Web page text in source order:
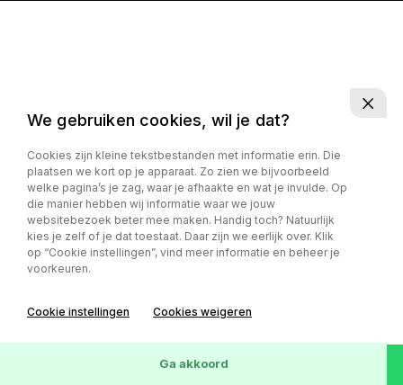
We gebruiken cookies, wil je dat?
Cookies zijn kleine tekstbestanden met informatie erin. Die
plaatsen we kort op je apparaat. Zo zien we bijvoorbeeld
welke pagina’s je zag, waar je afhaakte en wat je invulde. Op
die manier hebben wij informatie waar we jouw
websitebezoek beter mee maken. Handig toch? Natuurlijk
kies je zelf of je dat toestaat. Daar zijn we eerlijk over. Klik
op “Cookie instellingen”, vind meer informatie en beheer je
voorkeuren.
Cookie instellingen Cookies weigeren
Ga akkoord